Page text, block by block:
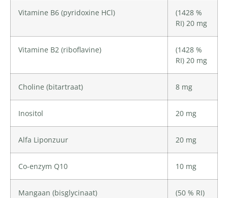
Vitamine B6 (pyridoxine HCl)
(1428 %
RI) 20 mg
Vitamine B2 (riboflavine)
(1428 %
RI) 20 mg
Choline (bitartraat) 8 mg
Inositol 20 mg
Alfa Liponzuur 20 mg
Co-enzym Q10 10 mg
Mangaan (bisglycinaat)
(50 % RI)